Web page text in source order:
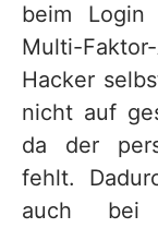
beim
Multi-
Hacker
nicht auf
da der
fehlt.
auch bei